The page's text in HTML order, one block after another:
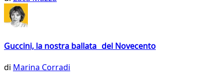
Guccini, la nostra ballata del Novecento
di Marina Corradi